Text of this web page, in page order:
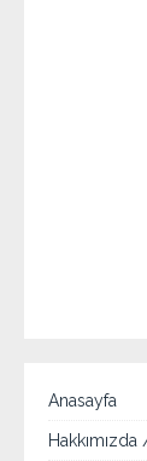
Anasayfa